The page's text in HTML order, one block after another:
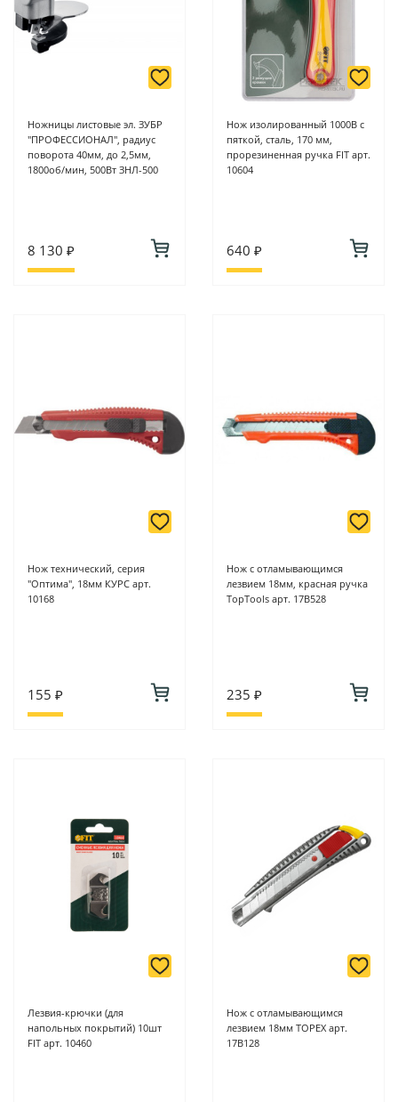
Ножницы листовые эл. ЗУБР
"ПРОФЕССИОНАЛ", радиус
поворота 40мм, до 2,5мм,
1800об/мин, 500Вт ЗНЛ-500
8 130 ₽
Нож изолированный 1000В с
пяткой, сталь, 170 мм,
прорезиненная ручка FIT арт.
10604
640 ₽
Нож технический, серия
"Оптима", 18мм КУРС арт.
10168
155 ₽
Нож с отламывающимся
лезвием 18мм, красная ручка
TopTools арт. 17B528
235 ₽
Лезвия-крючки (для
напольных покрытий) 10шт
FIT арт. 10460
Нож с отламывающимся
лезвием 18мм TOPEX арт.
17B128